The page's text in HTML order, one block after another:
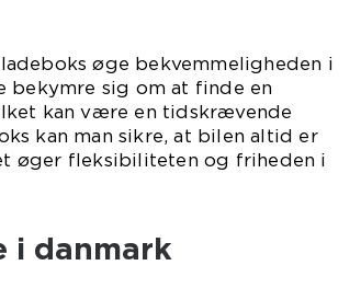
øge bekvemmeligheden i
bekymre sig om at finde en
kan være en tidskrævende
kan man sikre, at bilen altid er
øger fleksibiliteten og friheden i
i danmark